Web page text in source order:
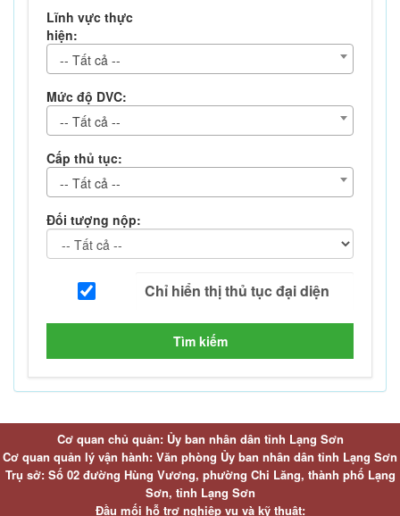
Lĩnh vực thực
hiện:
-- Tất cả --
Mức độ DVC:
-- Tất cả --
Cấp thủ tục:
-- Tất cả --
Đối tượng nộp:
Tìm kiếm
Cơ quan chủ quản: Ủy ban nhân dân tỉnh Lạng Sơn
Cơ quan quản lý vận hành: Văn phòng Ủy ban nhân dân tỉnh Lạng Sơn
Trụ sở: Số 02 đường Hùng Vương, phường Chi Lăng, thành phố Lạng
Sơn, tỉnh Lạng Sơn
Đầu mối hỗ trợ nghiệp vụ và kỹ thuật: